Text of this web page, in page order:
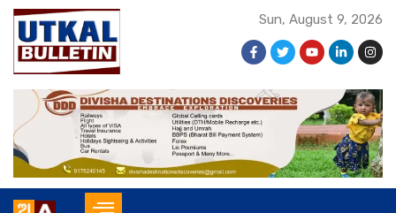
Sun, August 9, 2026